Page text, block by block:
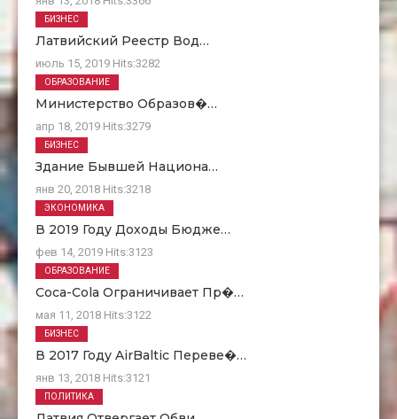
Латвийский Реестр Вод…
июль 15, 2019 Hits:3282
БИЗНЕС
Министерство Образов�…
апр 18, 2019 Hits:3279
ОБРАЗОВАНИЕ
Здание Бывшей Национа…
янв 20, 2018 Hits:3218
БИЗНЕС
В 2019 Году Доходы Бюдже…
фев 14, 2019 Hits:3123
ЭКОНОМИКА
Coca-Cola Ограничивает Пр�…
мая 11, 2018 Hits:3122
ОБРАЗОВАНИЕ
В 2017 Году AirBaltic Переве�…
янв 13, 2018 Hits:3121
БИЗНЕС
ПОЛИТИКА